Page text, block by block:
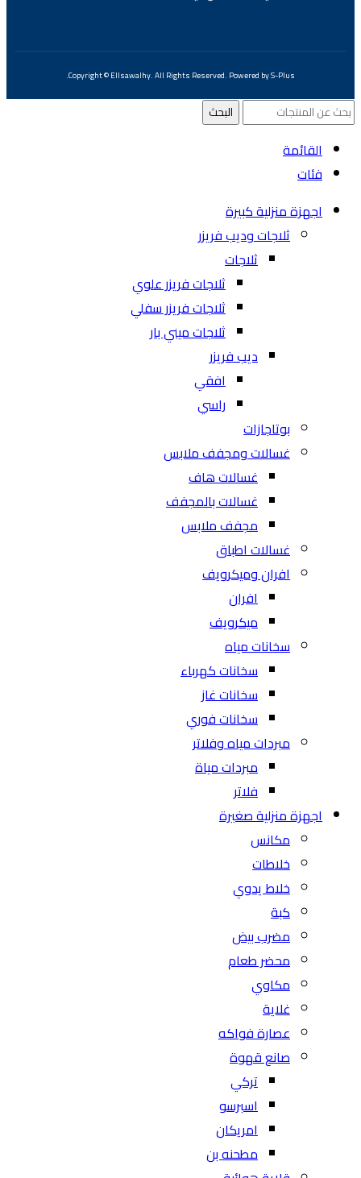
Copyright ©Ellsawalhy.All Rights Reserved. Powered byS-Plus.
البحث
القائمة
فئات
اجهزة منزلية كبيرة
ثلاجات وديب فريزر
ثلاجات
ثلاجات فريزر علوي
ثلاجات فريزر سفلي
ثلاجات ميني بار
ديب فريزر
افقي
راسي
بوتاجازات
غسالات ومجفف ملابس
غسالات هاف
غسالات بالمجفف
مجفف ملابس
غسالات اطباق
افران وميكرويف
افران
ميكرويف
سخانات مياه
سخانات كهرباء
سخانات غاز
سخانات فوري
مبردات مياه وفلاتر
مبردات مياة
فلاتر
اجهزة منزلية صغيرة
مكانس
خلاطات
خلاط يدوي
كبة
مضرب بيض
محضر طعام
مكاوي
غلاية
عصارة فواكه
صانع قهوة
تركي
اسبرسو
امريكان
مطحنه بن